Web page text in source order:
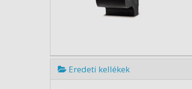
Eredeti kellékek